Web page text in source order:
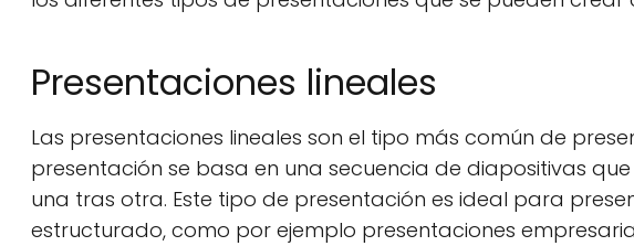
Presentaciones lineales
Las presentaciones lineales son el tipo más común de
presentación se basa en una secuencia de diapositivas
una tras otra. Este tipo de presentación es ideal para
estructurado, como por ejemplo presentaciones